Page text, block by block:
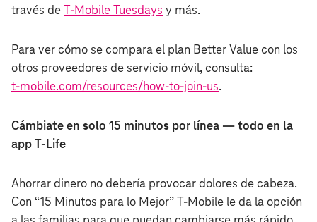
través de T‑Mobile Tuesdays y más.
Para ver cómo se compara el plan Better Value con los
otros proveedores de servicio móvil, consulta:
t‑mobile.com/resources/how-to-join-us.
Cámbiate en solo 15 minutos por línea — todo en la
app T-Life
Ahorrar dinero no debería provocar dolores de cabeza.
Con “15 Minutos para lo Mejor” T‑Mobile le da la opción